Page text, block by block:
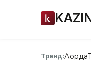
Тренд:Ақорда